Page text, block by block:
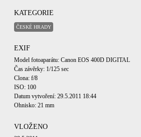
KATEGORIE
ČESKÉ HRADY
EXIF
Model fotoaparátu: Canon EOS 400D DIGITAL
Čas závěrky: 1/125 sec
Clona: f/8
ISO: 100
Datum vytvoření: 29.5.2011 18:44
Ohnisko: 21 mm
VLOŽENO